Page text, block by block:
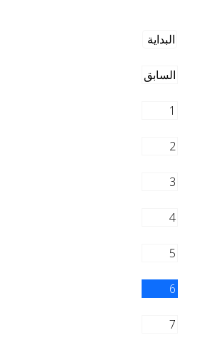
البداية
السابق
1
2
3
4
5
6
7